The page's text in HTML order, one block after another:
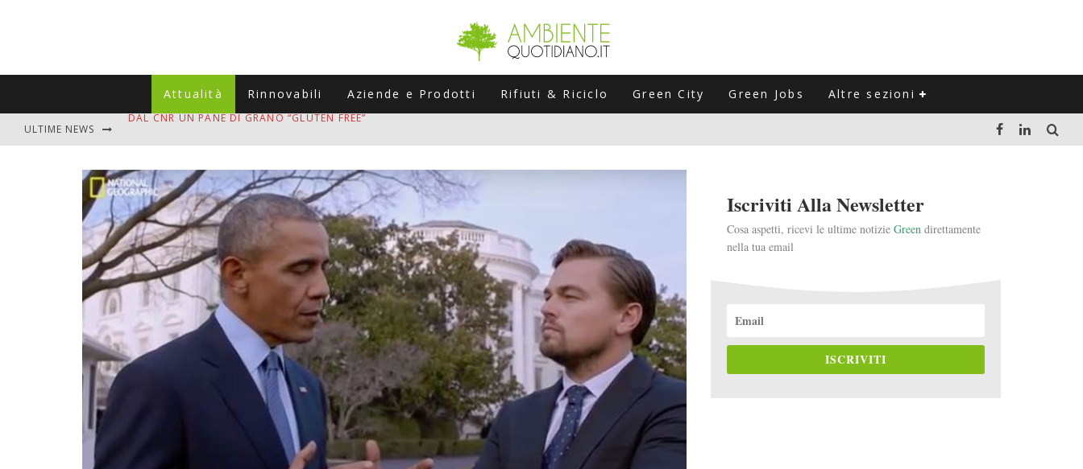
Attualità Rinnovabili Aziende e Prodotti Rifiuti & Riciclo Green City Green Jobs Altre sezioni
ULTIME NEWS
ZANZARE IN VACANZA? I 3 ERRORI PIÙ COMUNI CHE POSSONO ROVINARTI L’ESTATE (E LA GUIDA PRATICA PER EVITARLI)
ADDIO BOLLETTE SALATE? LA NUOVA FRONTIERA DEL FOTOVOLTAICO "PLUG & PLAY" CHE STA CONQUISTANDO L'ITALIA
DAL CNR UN PANE DI GRANO “GLUTEN FREE”
Iscriviti Alla Newsletter
Cosa aspetti, ricevi le ultime notizie Green direttamente
nella tua email
ISCRIVITI